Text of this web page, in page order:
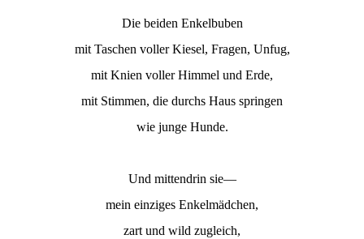
Die beiden Enkelbuben
mit Taschen voller Kiesel, Fragen, Unfug,
mit Knien voller Himmel und Erde,
mit Stimmen, die durchs Haus springen
wie junge Hunde.
Und mittendrin sie—
mein einziges Enkelmädchen,
zart und wild zugleich,